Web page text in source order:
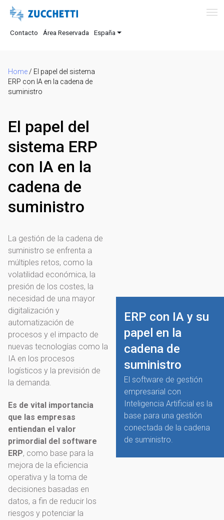
Contacto Área Reservada España
Home / El papel del sistema
ERP con IA en la cadena de
suministro
El papel del
sistema ERP
con IA en la
cadena de
suministro
La gestión de la cadena de
suministro se enfrenta a
múltiples retos, como la
volatilidad económica, la
presión de los costes, la
necesidad de una mayor
digitalización y
automatización de
procesos y el impacto de
nuevas tecnologías como la
IA en los procesos
logísticos y la previsión de
la demanda.
Es de vital importancia
que las empresas
entiendan el valor
primordial del software
ERP, como base para la
mejora de la eficiencia
operativa y la toma de
decisiones basadas en
datos, a fin de reducir los
riesgos y potenciar la
ERP con IA y su
papel en la
cadena de
suministro
El software de gestión
empresarial con
Inteligencia Artificial es la
base para una gestión
conectada de la cadena
de suministro.